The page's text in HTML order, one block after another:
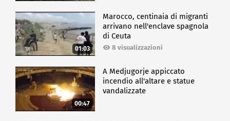
01:03
Marocco, centinaia di migranti
arrivano nell'enclave spagnola
di Ceuta
8 visualizzazioni
00:47
A Medjugorje appiccato
incendio all'altare e statue
vandalizzate